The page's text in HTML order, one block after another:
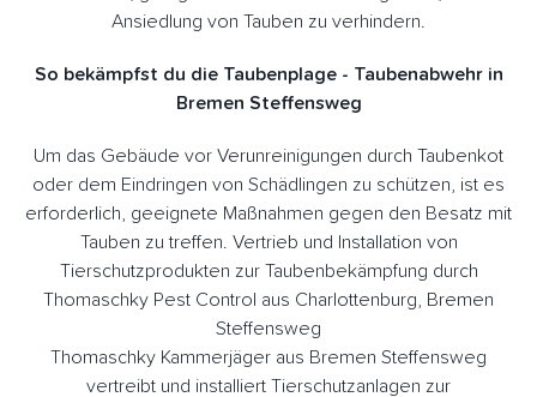
Ansiedlung von Tauben zu verhindern.
So bekämpfst du die Taubenplage - Taubenabwehr in
Bremen Steffensweg
Um das Gebäude vor Verunreinigungen durch Taubenkot
oder dem Eindringen von Schädlingen zu schützen, ist es
erforderlich, geeignete Maßnahmen gegen den Besatz mit
Tauben zu treffen. Vertrieb und Installation von
Tierschutzprodukten zur Taubenbekämpfung durch
Thomaschky Pest Control aus Charlottenburg, Bremen
Steffensweg
Thomaschky Kammerjäger aus Bremen Steffensweg
vertreibt und installiert Tierschutzanlagen zur